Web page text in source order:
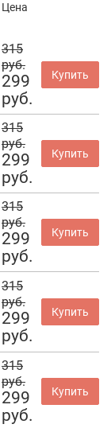
Цена
315
руб.
299
руб.
Купить
315
руб.
299
руб.
Купить
315
руб.
299
руб.
Купить
315
руб.
299
руб.
Купить
315
руб.
299
руб.
Купить